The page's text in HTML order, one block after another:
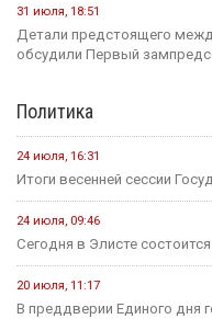
31 июля, 18:51
Детали предстоящего
обсудили Первый
Политика
24 июля, 16:31
Итоги весенней сессии
24 июля, 09:46
Сегодня в Элисте
20 июля, 11:17
В преддверии Единого дня